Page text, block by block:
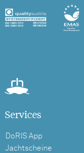
Services
DoRIS App
Jachtscheine